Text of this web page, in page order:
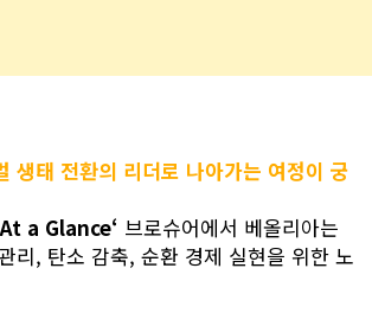
생태 전환의 리더로 나아가는 여정이 궁
a Glance‘ 브로슈어에서 베올리아는
리, 탄소 감축, 순환 경제 실현을 위한 노